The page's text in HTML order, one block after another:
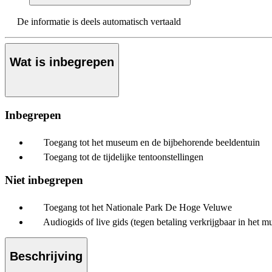
De informatie is deels automatisch vertaald
Wat is inbegrepen
Inbegrepen
Toegang tot het museum en de bijbehorende beeldentuin
Toegang tot de tijdelijke tentoonstellingen
Niet inbegrepen
Toegang tot het Nationale Park De Hoge Veluwe
Audiogids of live gids (tegen betaling verkrijgbaar in het
Beschrijving